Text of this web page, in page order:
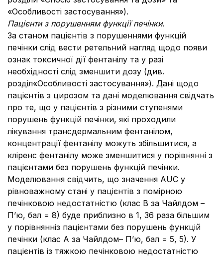
«Особливості застосування»).
Пацієнти з порушенням функції печінки.
За станом пацієнтів з порушеннями функцій
печінки слід вести ретельний нагляд щодо появи
ознак токсичної дії фентанілу та у разі
необхідності слід зменшити дозу (див.
розділ«Особливості застосування»). Дані щодо
пацієнтів з цирозом та дані моделювання свідчать
про те, що у пацієнтів з різними ступенями
порушень функцій печінки, які проходили
лікування трансдермальним фентанілом,
концентрації фентанілу можуть збільшитися, а
кліренс фентанілу може зменшитися у порівнянні з
пацієнтами без порушень функцій печінки.
Моделювання свідчить, що значення AUC у
рівноважному стані у пацієнтів з помірною
печінковою недостатністю (клас В за Чайлдом –
П’ю, бал = 8) буде приблизно в 1, 36 раза більшим
у порівнянніз пацієнтами без порушень функцій
печінки (клас А за Чайлдом– П’ю, бал = 5, 5). У
пацієнтів із тяжкою печінковою недостатністю